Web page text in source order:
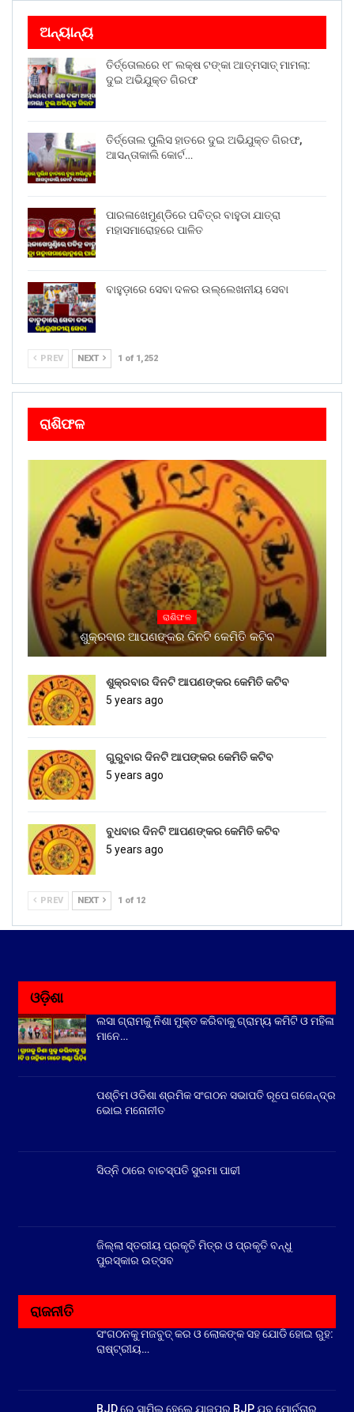
ଅନ୍ୟାନ୍ୟ
ତିର୍ତ୍ତୋଲରେ ୧୮ ଲକ୍ଷ ଟଙ୍କା ଆତ୍ମସାତ୍ ମାମଲା:
ଦୁଇ ଅଭିଯୁକ୍ତ ଗିରଫ
ତିର୍ତ୍ତୋଲ ପୁଲିସ ହାତରେ ଦୁଇ ଅଭିଯୁକ୍ତ ଗିରଫ,
ଆସନ୍ତାକାଲି କୋର୍ଟ…
ପାରଳାଖେମୁଣ୍ଡିରେ ପବିତ୍ର ବାହୁଡା ଯାତ୍ରା
ମହାସମାରୋହରେ ପାଳିତ
ବାହୁଡ଼ାରେ ସେବା ଦଳର ଉଲ୍ଲେଖନୀୟ ସେବା
PREV NEXT 1 of 1,252
ରାଶିଫଳ
ରାଶିଫଳ
ଶୁକ୍ରବାର ଆପଣଙ୍କର ଦିନଟି କେମିତି କଟିବ
ଶୁକ୍ରବାର ଦିନଟି ଆପଣଙ୍କର କେମିତି କଟିବ
5 years ago
ଗୁରୁବାର ଦିନଟି ଆପଙ୍କର କେମିତି କଟିବ
5 years ago
ବୁଧବାର ଦିନଟି ଆପଣଙ୍କର କେମିତି କଟିବ
5 years ago
PREV NEXT 1 of 12
ଓଡ଼ିଶା
ଲସା ଗ୍ରାମକୁ ନିଶା ମୁକ୍ତ କରିବାକୁ ଗ୍ରାମ୍ୟ କମିଟି ଓ ମହିଳା
ମାନେ…
ପଶ୍ଚିମ ଓଡିଶା ଶ୍ରମିକ ସଂଗଠନ ସଭାପତି ରୂପେ ଗଜେନ୍ଦ୍ର
ଭୋଇ ମନୋନୀତ
ସିଡ୍‌ନି ଠାରେ ବାଚସ୍ପତି ସୁରମା ପାଢୀ
ଜିଲ୍ଲା ସ୍ତରୀୟ ପ୍ରକୃତି ମିତ୍ର ଓ ପ୍ରକୃତି ବନ୍ଧୁ
ପୁରସ୍କାର ଉତ୍ସବ
ରାଜନୀତି
ସଂଗଠନକୁ ମଜବୁତ୍ କର ଓ ଲୋକଙ୍କ ସହ ଯୋଡି ହୋଇ ରୁହ:
ରାଷ୍ଟ୍ରୀୟ…
BJD ରେ ସାମିଲ ହେଲେ ଯାଜପୁର BJP ଯୁବ ମୋର୍ଚ୍ଚାର